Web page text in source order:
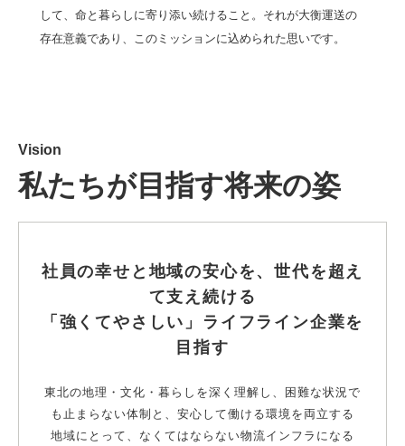
して、命と暮らしに寄り添い続けること。それが大衡運送の
存在意義であり、このミッションに込められた思いです。
Vision
私たちが目指す将来の姿
社員の幸せと地域の安心を、世代を超え
て支え続ける
「強くてやさしい」ライフライン企業を
目指す
東北の地理・文化・暮らしを深く理解し、困難な状況で
も止まらない体制と、安心して働ける環境を両立する
地域にとって、なくてはならない物流インフラになる